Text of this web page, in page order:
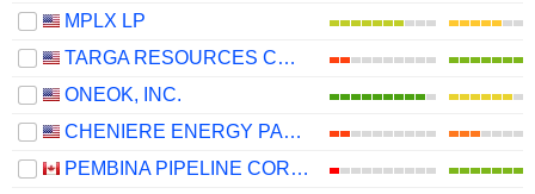
MPLX LP
TARGA RESOURCES CORP.
ONEOK, INC.
CHENIERE ENERGY PARTNERS, L.P.
PEMBINA PIPELINE CORPORATION